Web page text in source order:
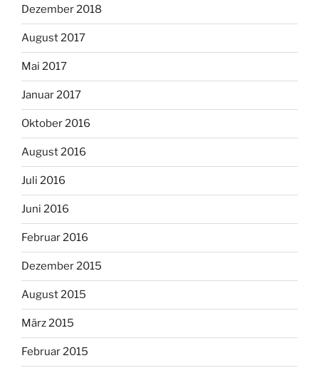
Dezember 2018
August 2017
Mai 2017
Januar 2017
Oktober 2016
August 2016
Juli 2016
Juni 2016
Februar 2016
Dezember 2015
August 2015
März 2015
Februar 2015